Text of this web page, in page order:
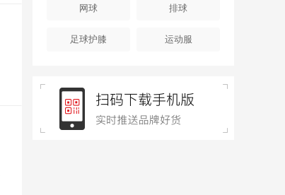
网球 排球
足球护膝 运动服